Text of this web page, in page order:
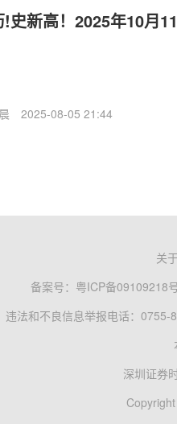
史新高！2025年10月
2025-08-05 21:44
关
备案号： 粤ICP备09109218
违法和不良信息举报电话：0755-
深圳证券